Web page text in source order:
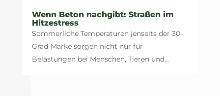
Wenn Beton nachgibt: Straßen im
Hitzestress
Sommerliche Temperaturen jenseits der 30-
Grad-Marke sorgen nicht nur für
Belastungen bei Menschen, Tieren und...